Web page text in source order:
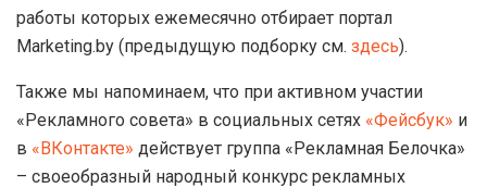
работы которых ежемесячно отбирает портал
Marketing.by (предыдущую подборку см. здесь).
Также мы напоминаем, что при активном участии
«Рекламного совета» в социальных сетях «Фейсбук» и
в «ВКонтакте» действует группа «Рекламная Белочка»
– своеобразный народный конкурс рекламных